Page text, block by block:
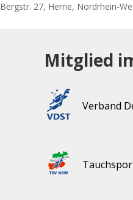
Bergstr. 27, Herne, Nordrhein-
Mitglied
Verband